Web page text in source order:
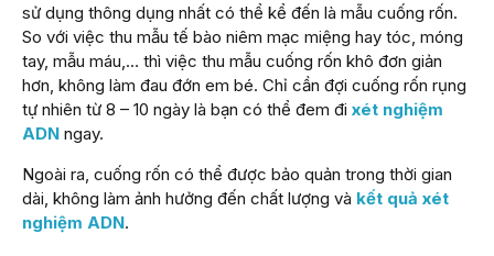
sử dụng thông dụng nhất có thể kể đến là mẫu cuống rốn.
So với việc thu mẫu tế bào niêm mạc miệng hay tóc, móng
tay, mẫu máu,… thì việc thu mẫu cuống rốn khô đơn giản
hơn, không làm đau đớn em bé. Chỉ cần đợi cuống rốn rụng
tự nhiên từ 8 – 10 ngày là bạn có thể đem đi xét nghiệm
ADN ngay.
Ngoài ra, cuống rốn có thể được bảo quản trong thời gian
dài, không làm ảnh hưởng đến chất lượng và kết quả xét
nghiệm ADN.